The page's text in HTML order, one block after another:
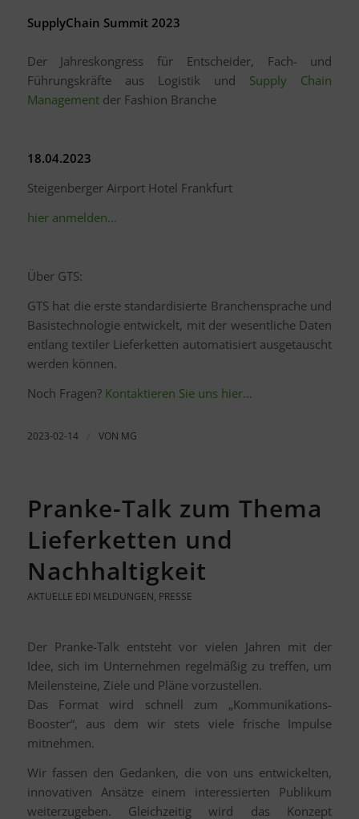
SupplyChain Summit 2023
Der Jahreskongress für Entscheider, Fach- und
Führungskräfte aus Logistik und Supply Chain
Managementder Fashion Branche
18.04.2023
Steigenberger Airport Hotel Frankfurt
hier anmelden…
Über GTS:
GTS hat die erste standardisierte Branchensprache und
Basistechnologie entwickelt, mit der wesentliche Daten
entlang textiler Lieferketten automatisiert ausgetauscht
werden können.
Noch Fragen? Kontaktieren Sie uns hier…
2023-02-14 VON MG
Pranke-Talk zum Thema
Lieferketten und
Nachhaltigkeit
AKTUELLE EDI MELDUNGEN, PRESSE
Der Pranke-Talk entsteht vor vielen Jahren mit der
Idee, sich im Unternehmen regelmäßig zu treffen, um
Meilensteine, Ziele und Pläne vorzustellen.
Das Format wird schnell zum „Kommunikations-
Booster“, aus dem wir stets viele frische Impulse
mitnehmen.
Wir fassen den Gedanken, die von uns entwickelten,
innovativen Ansätze einem interessierten Publikum
weiterzugeben. Gleichzeitig wird das Konzept